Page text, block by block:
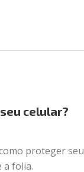
celular?
proteger
a folia.